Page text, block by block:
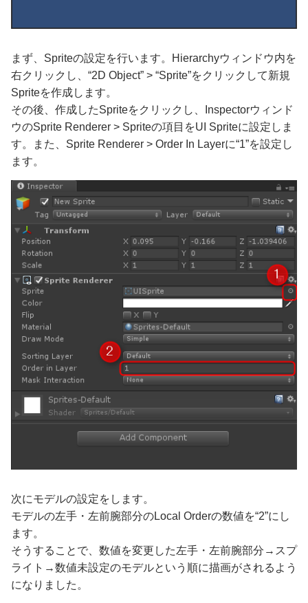
まず、Spriteの設定を行います。Hierarchyウィンドウ内を
右クリックし、“2D Object” > “Sprite”をクリックして新規
Spriteを作成します。
その後、作成したSpriteをクリックし、Inspectorウィンド
ウのSprite Renderer > Spriteの項目をUI Spriteに設定しま
す。また、Sprite Renderer > Order In Layerに“1”を設定し
ます。
次にモデルの設定をします。
モデルの左手・左前腕部分のLocal Orderの数値を“2”にし
ます。
そうすることで、数値を変更した左手・左前腕部分→スプ
ライト→数値未設定のモデルという順に描画がされるよう
になりました。